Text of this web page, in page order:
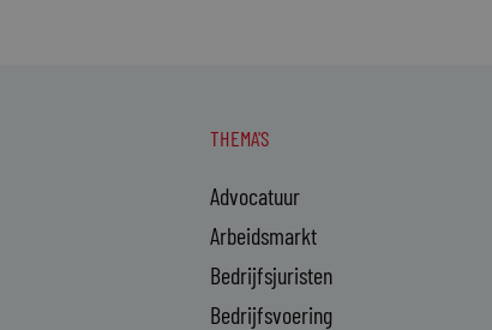
THEMA'S
Advocatuur
Arbeidsmarkt
Bedrijfsjuristen
Bedrijfsvoering